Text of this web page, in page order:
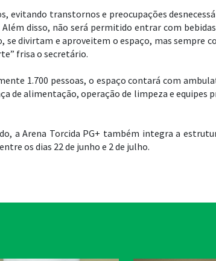
evitando transtornos e preocupações
disso, não será permitido entrar com
se divirtam e aproveitem o espaço, mas sempre
frisa o secretário.
1.700 pessoas, o espaço contará com
de alimentação, operação de limpeza e
a Arena Torcida PG+ também integra a
os dias 22 de junho e 2 de julho.